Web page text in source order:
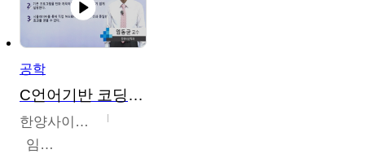
공학
C언어기반 코딩교육
한양사이버대학교
임동균